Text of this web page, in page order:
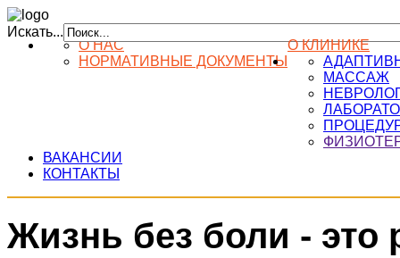
Искать...
О КЛИНИКЕ
О НАС
НОРМАТИВНЫЕ ДОКУМЕНТЫ
МАССАЖ
ВАКАНСИИ
КОНТАКТЫ
Жизнь без боли - это